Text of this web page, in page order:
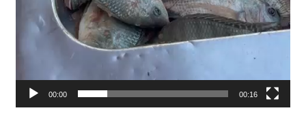
00:00 00:16